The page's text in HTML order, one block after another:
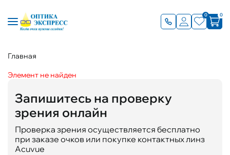
0 0
Главная
Элемент не найден
Запишитесь на проверку
зрения онлайн
Проверка зрения осуществляется бесплатно
при заказе очков или покупке контактных линз
Acuvue